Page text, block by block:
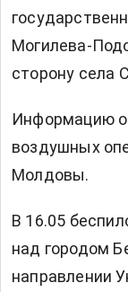
Могилева-
сторону села
Информацию о
воздушных
Молдовы.
В 16.05
над городом
направлении